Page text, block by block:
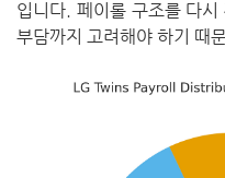
입니다. 페이롤 구조를 다
부담까지 고려해야 하기 때